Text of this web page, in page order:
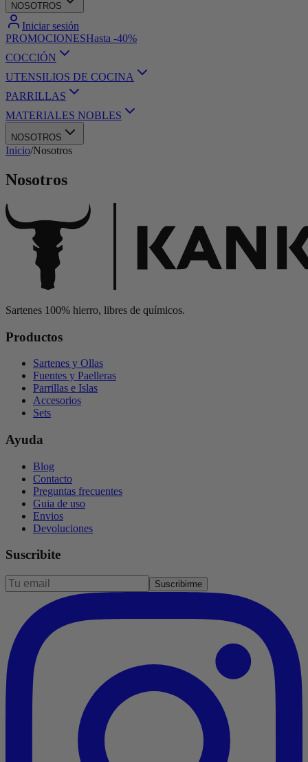
NOSOTROS
Iniciar sesión
PROMOCIONESHasta -40%
COCCIÓN
UTENSILIOS DE COCINA
PARRILLAS
MATERIALES NOBLES
NOSOTROS
Inicio/Nosotros
Nosotros
Sartenes 100% hierro, libres de químicos.
Productos
Sartenes y Ollas
Fuentes y Paelleras
Parrillas e Islas
Accesorios
Sets
Ayuda
Blog
Contacto
Preguntas frecuentes
Guia de uso
Envios
Devoluciones
Suscribite
Suscribirme